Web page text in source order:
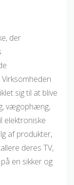
der
sig til at blive
vægophæng,
elektroniske
af produkter,
deres TV,
en sikker og